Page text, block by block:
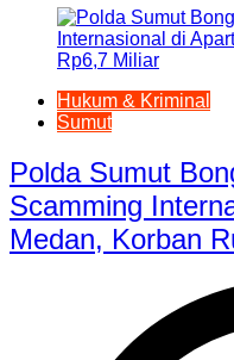
Hukum & Kriminal
Sumut
Polda Sumut
Scamming
Medan, Korban